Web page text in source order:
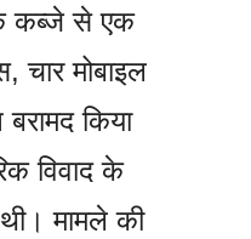
कब्जे से एक
चार मोबाइल
किया
विवाद के
मामले की